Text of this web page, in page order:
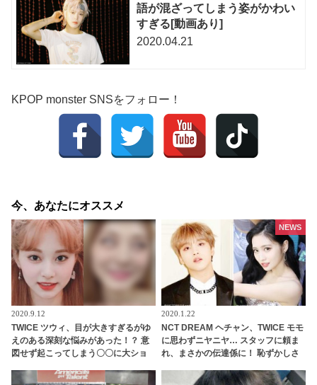
語が混ざってしまう姿がかわい
すぎる[動画あり]
2020.04.21
KPOP monster SNSをフォロー！
今、あなたにオススメ
2020.9.12
TWICE ツウィ、目が大きすぎるがゆ
えのある深刻な悩みがあった！？ 意
図せず起こってしまう〇〇に大ショ
2020.1.22
NCT DREAM ヘチャン、TWICE モモ
に思わずニヤニヤ… スタッフに頼ま
れ、まさかの伝達係に！ 恥ずかしさ
する、かわいいすぎる姿に、ファン
NEWS